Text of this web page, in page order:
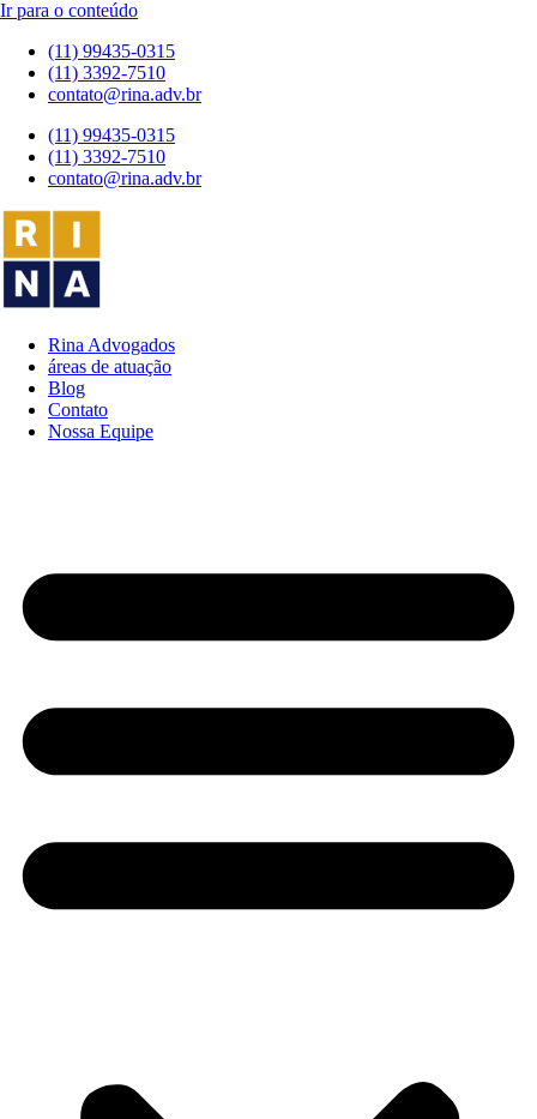
Ir para o conteúdo
(11) 99435-0315
(11) 3392-7510
contato@rina.adv.br
(11) 99435-0315
(11) 3392-7510
contato@rina.adv.br
Rina Advogados
áreas de atuação
Blog
Contato
Nossa Equipe